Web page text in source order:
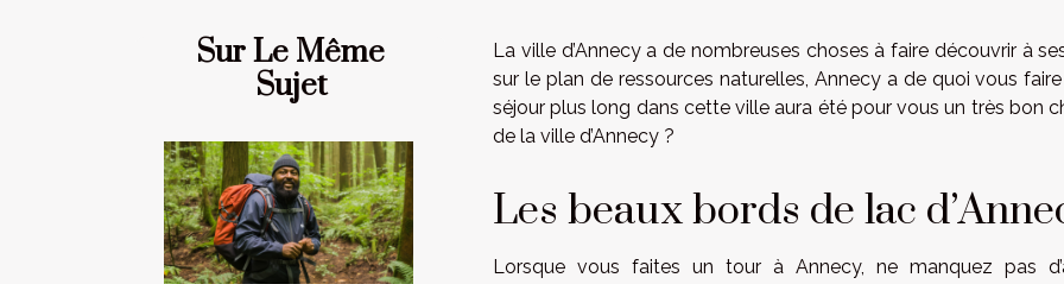
Sur Le Même
Sujet
La ville d’Annecy a de nombreuses choses à faire découvrir à
sur le plan de ressources naturelles, Annecy a de quoi vous
séjour plus long dans cette ville aura été pour vous un très bon
de la ville d’Annecy ?
Les beaux bords de lac
Lorsque vous faites un tour à Annecy, ne manquez pas